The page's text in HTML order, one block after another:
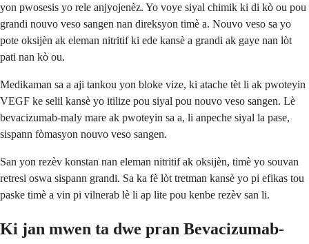
yon pwosesis yo rele anjyojenèz. Yo voye siyal chimik ki di kò ou pou
grandi nouvo veso sangen nan direksyon timè a. Nouvo veso sa yo
pote oksijèn ak eleman nitritif ki ede kansè a grandi ak gaye nan lòt
pati nan kò ou.
Medikaman sa a aji tankou yon bloke vize, ki atache tèt li ak pwoteyin
VEGF ke selil kansè yo itilize pou siyal pou nouvo veso sangen. Lè
bevacizumab-maly mare ak pwoteyin sa a, li anpeche siyal la pase,
sispann fòmasyon nouvo veso sangen.
San yon rezèv konstan nan eleman nitritif ak oksijèn, timè yo souvan
retresi oswa sispann grandi. Sa ka fè lòt tretman kansè yo pi efikas tou
paske timè a vin pi vilnerab lè li ap lite pou kenbe rezèv san li.
Ki jan mwen ta dwe pran Bevacizumab-